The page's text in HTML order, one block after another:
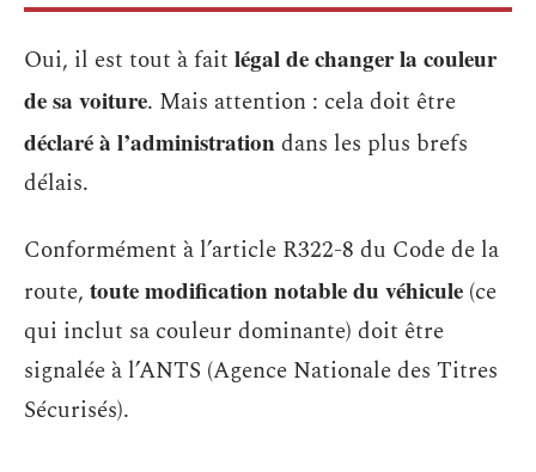
Oui, il est tout à fait légal de changer la couleur
de sa voiture. Mais attention : cela doit être
déclaré à l’administrationdans les plus brefs
délais.
Conformément à l’article R322-8 du Code de la
route, toute modification notable du véhicule (ce
qui inclut sa couleur dominante) doit être
signalée à l’ANTS (Agence Nationale des Titres
Sécurisés).